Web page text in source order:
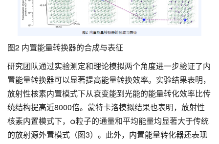
图2 内置能量转换器的合成与表征
研究团队通过实验测定和理论模拟两个角度进一步验证了内
置能量转换器可以显著提高能量转换效率。实验结果表明，
放射性核素内置模式下从衰变能到光能的能量转化效率比传
统结构提高近8000倍。蒙特卡洛模拟结果也表明，放射性
核素内置模式下，α粒子的通量和平均能量均显著大于传统
的放射源外置模式（图3）。此外，内置能量转化器还表现